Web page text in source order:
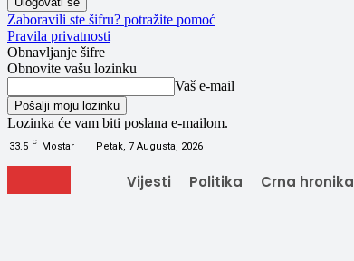
Zaboravili ste šifru? potražite pomoć
Pravila privatnosti
Obnavljanje šifre
Obnovite vašu lozinku
Vaš e-mail
Lozinka će vam biti poslana e-mailom.
33.5 C Mostar Petak, 7 Augusta, 2026
Vijesti Politika Crna hronika